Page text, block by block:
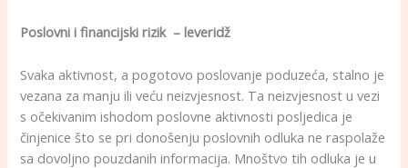
Poslovni i financijski rizik – leveridž
Svaka aktivnost, a pogotovo poslovanje poduzeća, stalno je
vezana za manju ili veću neizvjesnost. Ta neizvjesnost u vezi
s očekivanim ishodom poslovne aktivnosti posljedica je
činjenice što se pri donošenju poslovnih odluka ne raspolaže
sa dovoljno pouzdanih informacija. Mnoštvo tih odluka je u